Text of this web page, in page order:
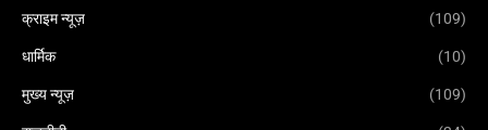
क्राइम न्यूज़ (109)
धार्मिक (10)
मुख्य न्यूज़ (109)